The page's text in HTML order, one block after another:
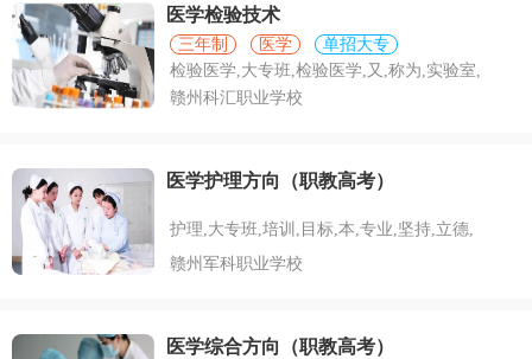
医学检验技术
三年制 医学
单招大专
检验医学,大专班,检验医学,又,称为,实验室,
赣州科汇职业学校
医学护理方向（职教高考）
护理,大专班,培训,目标,本,专业,坚持,立德,
赣州军科职业学校
医学综合方向（职教高考）